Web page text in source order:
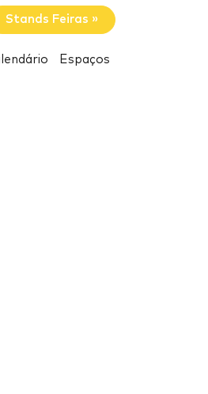
Stands Feiras »
Espaços